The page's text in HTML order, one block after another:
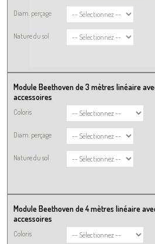
Diam. perçage
Nature du sol
Module Beethoven de 3 mètres linéaire
accessoires
Coloris
Diam. perçage
Nature du sol
Module Beethoven de 4 mètres linéaire
accessoires
Coloris